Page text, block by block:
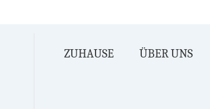
ZUHAUSE ÜBER UNS